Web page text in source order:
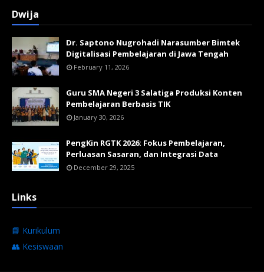
Dwija
Dr. Saptono Nugrohadi Narasumber Bimtek
Digitalisasi Pembelajaran di Jawa Tengah
February 11, 2026
Guru SMA Negeri 3 Salatiga Produksi Konten
Pembelajaran Berbasis TIK
January 30, 2026
PengKin RGTK 2026: Fokus Pembelajaran,
Perluasan Sasaran, dan Integrasi Data
December 29, 2025
Links
📘 Kurikulum
👥 Kesiswaan